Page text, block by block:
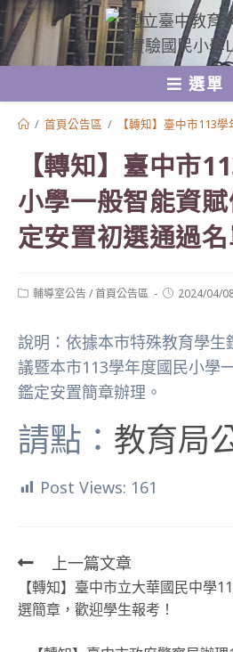
跳
轉
至
選單
/ 首頁公告區 / 【轉知】臺中市113
【轉知】臺中市
小學一般智能資
定安置初選通過
Post輔導室公告/首頁公告區
Post2024/04/
說明：依據本市特殊教育學生
議暨本市113學年度國民小學
鑑定安置簡章辦理。
請點： 教育局
Post Views: 161
Read
more
上一篇文章
【轉知】臺中市立大華國民中學
選簡章，歡迎學生報考！